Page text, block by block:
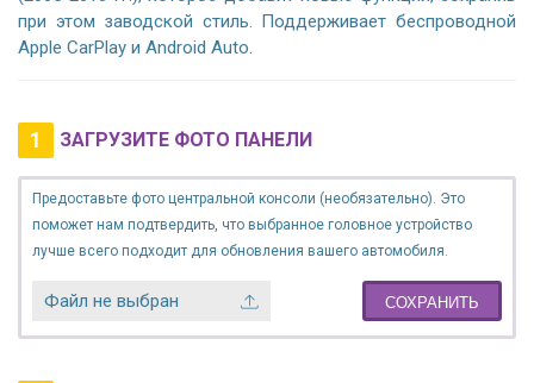
при этом заводской стиль. Поддерживает беспроводной
Apple CarPlay и Android Auto.
1 ЗАГРУЗИТЕ ФОТО ПАНЕЛИ
Предоставьте фото центральной консоли (необязательно). Это
поможет нам подтвердить, что выбранное головное устройство
лучше всего подходит для обновления вашего автомобиля.
Файл не выбран СОХРАНИТЬ